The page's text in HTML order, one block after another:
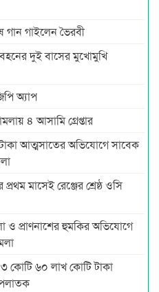
গান গাইলেন ভৈরবী
দুই বাসের মুখোমুখি
অ্যাপ
৪ আসামি গ্রেপ্তার
আত্মসাতের অভিযোগে সাবেক
মাসেই রেঞ্জের শ্রেষ্ঠ ওসি
ও প্রাণনাশের হুমকির অভিযোগে
কোটি ৬০ লাখ কোটি টাকা
পলাতক